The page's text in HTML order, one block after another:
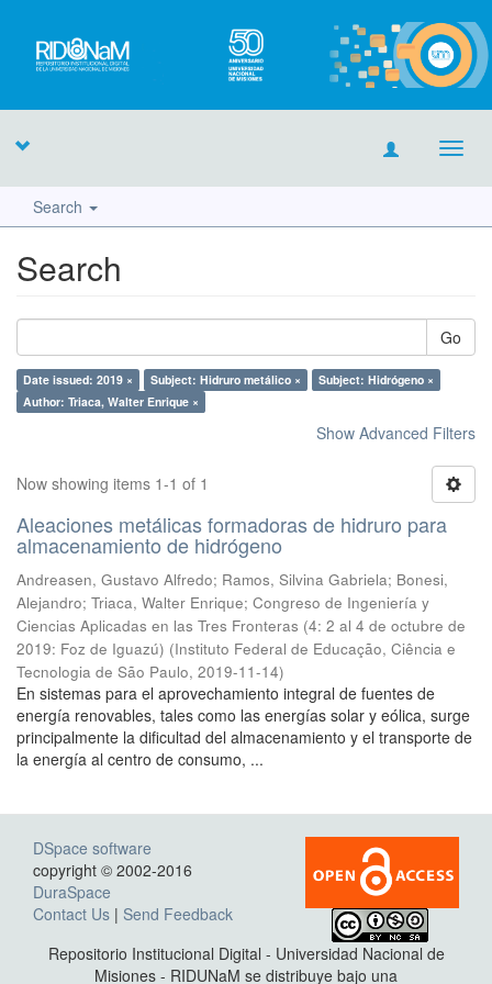
Search
Search
Go
Date issued: 2019 × Subject: Hidruro metálico ×
Subject: Hidrógeno ×
Author: Triaca, Walter Enrique ×
Show Advanced Filters
Now showing items 1-1 of 1
Aleaciones metálicas formadoras de hidruro para
almacenamiento de hidrógeno
Andreasen, Gustavo Alfredo; Ramos, Silvina Gabriela; Bonesi,
Alejandro; Triaca, Walter Enrique; Congreso de Ingeniería y
Ciencias Aplicadas en las Tres Fronteras (4: 2 al 4 de octubre de
2019: Foz de Iguazú) (Instituto Federal de Educação, Ciência e
Tecnologia de São Paulo, 2019-11-14)
En sistemas para el aprovechamiento integral de fuentes de
energía renovables, tales como las energías solar y eólica, surge
principalmente la dificultad del almacenamiento y el transporte de
la energía al centro de consumo, ...
DSpace software
copyright © 2002-2016
DuraSpace
Contact Us | Send Feedback
Repositorio Institucional Digital - Universidad Nacional de
Misiones - RIDUNaM se distribuye bajo una